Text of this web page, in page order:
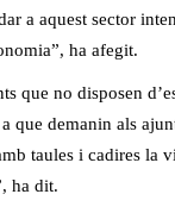
a aquest sector
ha afegit.
que no disposen
que demanin als
taules i cadires la
ha dit.